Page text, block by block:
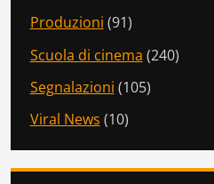
Produzioni (91)
Scuola di cinema (240)
Segnalazioni (105)
Viral News (10)